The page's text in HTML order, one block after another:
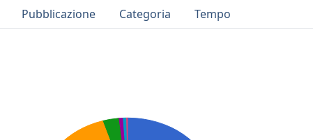
Pubblicazione Categoria
Tempo